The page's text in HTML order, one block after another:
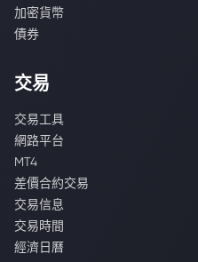
加密貨幣
債券
交易
交易工具
網路平台
MT4
差價合約交易
交易信息
交易時間
經濟日曆